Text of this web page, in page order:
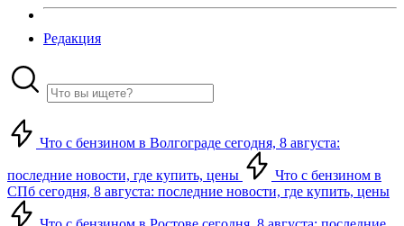
Редакция
Что с бензином в Волгограде сегодня, 8 августа:
последние новости, где купить, цены
Что с бензином в
СПб сегодня, 8 августа: последние новости, где купить, цены